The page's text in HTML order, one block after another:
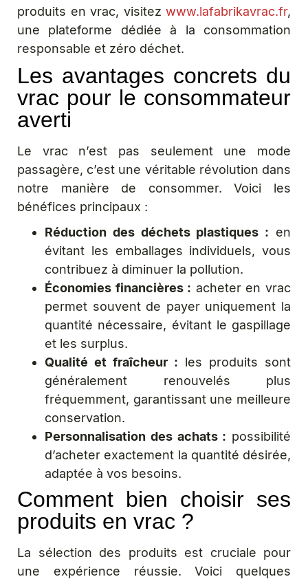
produits en vrac, visitez www.lafabrikavrac.fr,
une plateforme dédiée à la consommation
responsable et zéro déchet.
Les avantages concrets du
vrac pour le consommateur
averti
Le vrac n’est pas seulement une mode
passagère, c’est une véritable révolution dans
notre manière de consommer. Voici les
bénéfices principaux :
Réduction des déchets plastiques : en
évitant les emballages individuels, vous
contribuez à diminuer la pollution.
Économies financières : acheter en vrac
permet souvent de payer uniquement la
quantité nécessaire, évitant le gaspillage
et les surplus.
Qualité et fraîcheur : les produits sont
généralement renouvelés plus
fréquemment, garantissant une meilleure
conservation.
Personnalisation des achats : possibilité
d’acheter exactement la quantité désirée,
adaptée à vos besoins.
Comment bien choisir ses
produits en vrac ?
La sélection des produits est cruciale pour
une expérience réussie. Voici quelques